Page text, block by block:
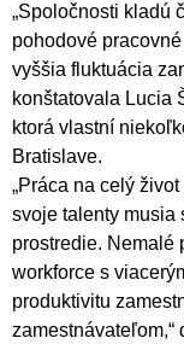
„Spoločnosti kladú
pohodové
vyššia fluktuácia
konštatovala Lucia
ktorá vlastní
Bratislave.
„Práca na celý
svoje talenty musia
prostredie. Nemalé
workforce s
produktivitu